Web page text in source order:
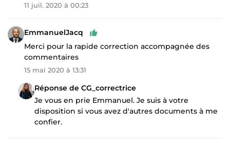
11 juil. 2020 à 00:23
EmmanuelJacq
Merci pour la rapide correction accompagnée des
commentaires
15 mai 2020 à 13:31
Réponse de CG_correctrice
Je vous en prie Emmanuel. Je suis à votre
disposition si vous avez d'autres documents à me
confier.